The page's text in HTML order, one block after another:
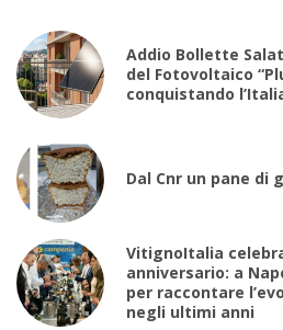
Addio Bollette
del Fotovoltaico
conquistando
Dal Cnr un pane di
VitignoItalia
anniversario: a
per raccontare
negli ultimi anni